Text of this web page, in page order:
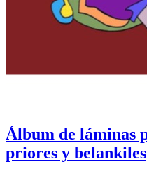
Álbum de láminas
priores y belankiles